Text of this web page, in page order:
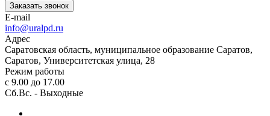
Заказать звонок
E-mail
info@uralpd.ru
Адрес
Саратовская область, муниципальное образование Саратов,
Саратов, Университетская улица, 28
Режим работы
с 9.00 до 17.00
Сб.Вс. - Выходные